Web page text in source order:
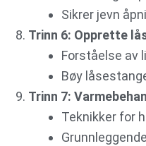
Sikrer jevn
Trinn 6: Opprette
Forståelse av
Bøy
Trinn 7:
Teknikker for